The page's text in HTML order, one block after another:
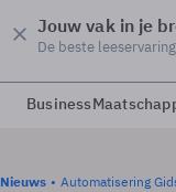
Jouw vak in je
De beste
Business
Nieuws
Automatisering